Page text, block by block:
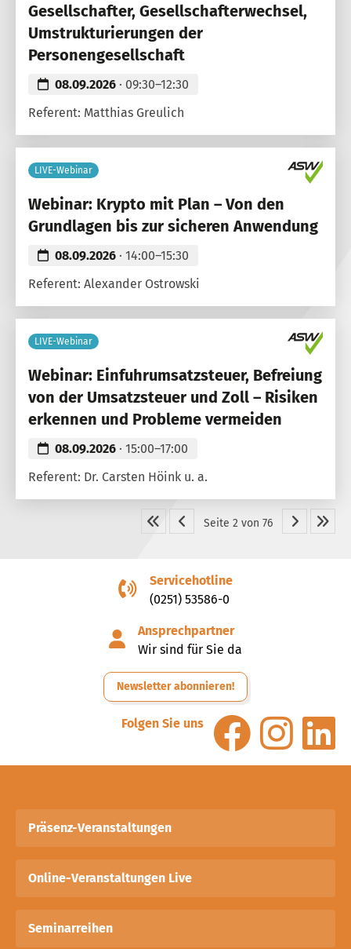
Gesellschafter, Gesellschafterwechsel,
Umstrukturierungen der
Personengesellschaft
08.09.2026 · 09:30–12:30
Referent: Matthias Greulich
LIVE-Webinar
Webinar: Krypto mit Plan – Von den
Grundlagen bis zur sicheren Anwendung
08.09.2026 · 14:00–15:30
Referent: Alexander Ostrowski
LIVE-Webinar
Webinar: Einfuhrumsatzsteuer, Befreiung
von der Umsatzsteuer und Zoll – Risiken
erkennen und Probleme vermeiden
08.09.2026 · 15:00–17:00
Referent: Dr. Carsten Höink u. a.
Seite 2 von 76
Servicehotline
(0251) 53586-0
Ansprechpartner
Wir sind für Sie da
Newsletter abonnieren!
Folgen Sie uns
Präsenz-Veranstaltungen
Online-Veranstaltungen Live
Seminarreihen